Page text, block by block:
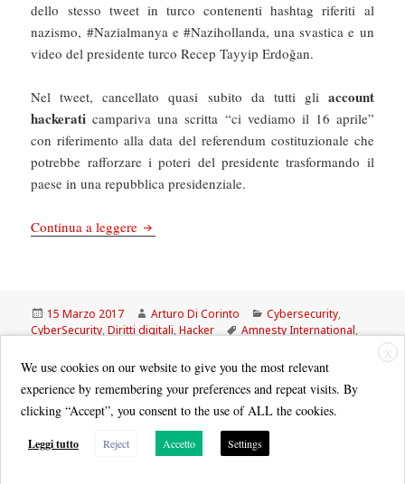
dello stesso tweet in turco contenenti hashtag riferiti al
nazismo, #Nazialmanya e #Nazihollanda, una svastica e un
video del presidente turco Recep Tayyip Erdoğan.
Nel tweet, cancellato quasi subito da tutti gli account
hackerati campariva una scritta “ci vediamo il 16 aprile”
con riferimento alla data del referendum costituzionale che
potrebbe rafforzare i poteri del presidente trasformando il
paese in una repubblica presidenziale.
Continua a leggere Cybersecurity: Amnesty International,
Scritto
il
15 Marzo 2017 Autore
Arturo Di Corinto Categorie
Cybersecurity,
CyberSecurity,Diritti digitali,Hacker Tag
Amnesty International,
X
We use cookies on our website to give you the most relevant
experience by remembering your preferences and repeat visits. By
clicking “Accept”, you consent to the use of ALL the cookies.
Leggi tutto Reject Accetto Settings